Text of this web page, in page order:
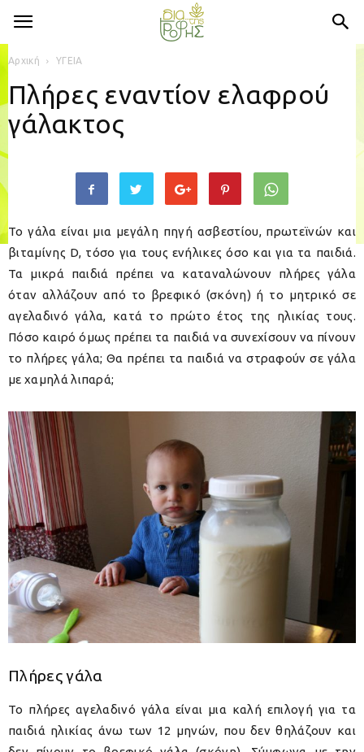
Αρχική ΥΓΕΙΑ
Πλήρες εναντίον ελαφρού
γάλακτος
Το γάλα είναι μια μεγάλη πηγή ασβεστίου, πρωτεϊνών και
βιταμίνης D, τόσο για τους ενήλικες όσο και για τα παιδιά.
Τα μικρά παιδιά πρέπει να καταναλώνουν πλήρες γάλα
όταν αλλάζουν από το βρεφικό (σκόνη) ή το μητρικό σε
αγελαδινό γάλα, κατά το πρώτο έτος της ηλικίας τους.
Πόσο καιρό όμως πρέπει τα παιδιά να συνεχίσουν να πίνουν
το πλήρες γάλα; Θα πρέπει τα παιδιά να στραφούν σε γάλα
με χαμηλά λιπαρά;
Πλήρες γάλα
Το πλήρες αγελαδινό γάλα είναι μια καλή επιλογή για τα
παιδιά ηλικίας άνω των 12 μηνών, που δεν θηλάζουν και